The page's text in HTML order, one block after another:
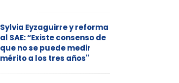
Sylvia Eyzaguirre y reforma
al SAE: “Existe consenso de
que no se puede medir
mérito a los tres años"